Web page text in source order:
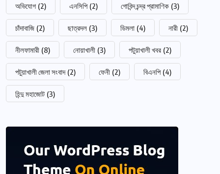
অভিযোগ (2) এনসিপি (2) গোবিন্দ চন্দ্র প্রামাণিক (3)
চাঁদাবাজি (2) ছাত্রদল (3) ডিমলা (4) নারী (2)
নীলফামারী (8) নোয়াখালী (3) পটুয়াখালী খবর (2)
পটুয়াখালী জেলা সংবাদ (2) ফেনী (2) বিএনপি (4)
হিন্দু মহাজোট (3)